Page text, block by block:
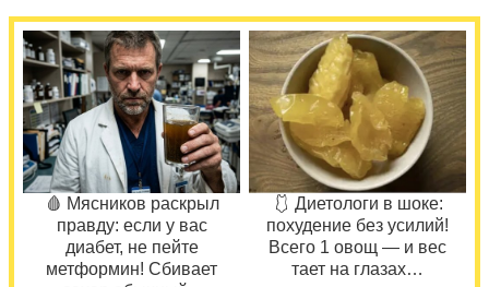
🩸 Мясников раскрыл
правду: если у вас
диабет, не пейте
метформин! Сбивает
🩱 Диетологи в шоке:
похудение без усилий!
Всего 1 овощ — и вес
тает на глазах…